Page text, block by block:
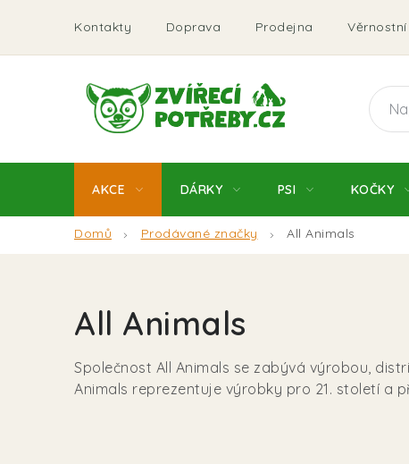
obsah
Kontakty Doprava Prodejna
AKCE DÁRKY PSI KOČKY
Domů Prodávané značky All Animals
All Animals
Společnost All Animals se zabývá výrobou,
Animals reprezentuje výrobky pro 21. století a